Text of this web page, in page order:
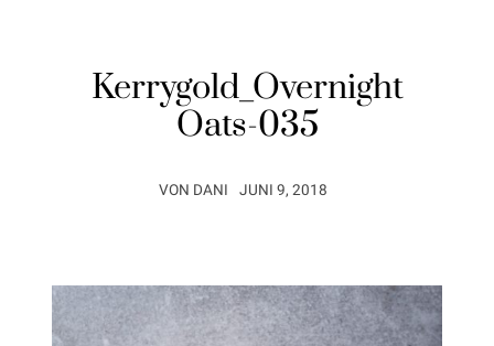
Kerrygold_Overnight
Oats-035
VON DANI JUNI 9, 2018